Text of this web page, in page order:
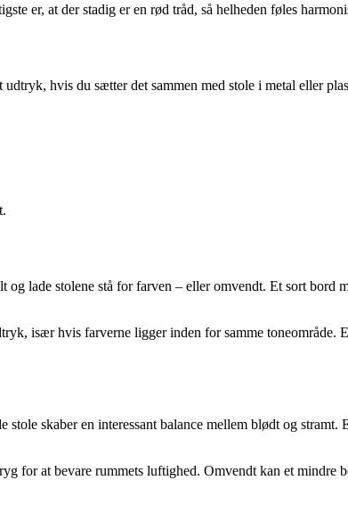
er, at der stadig er en rød tråd, så helheden føles
hvis du sætter det sammen med stole i metal eller
lade stolene stå for farven – eller omvendt. Et sort bord
især hvis farverne ligger inden for samme toneområde.
skaber en interessant balance mellem blødt og
for at bevare rummets luftighed. Omvendt kan et mindre